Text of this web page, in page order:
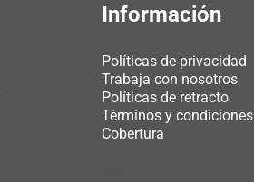
Información
Políticas de privacidad
Trabaja con nosotros
Políticas de retracto
Términos y condiciones
Cobertura